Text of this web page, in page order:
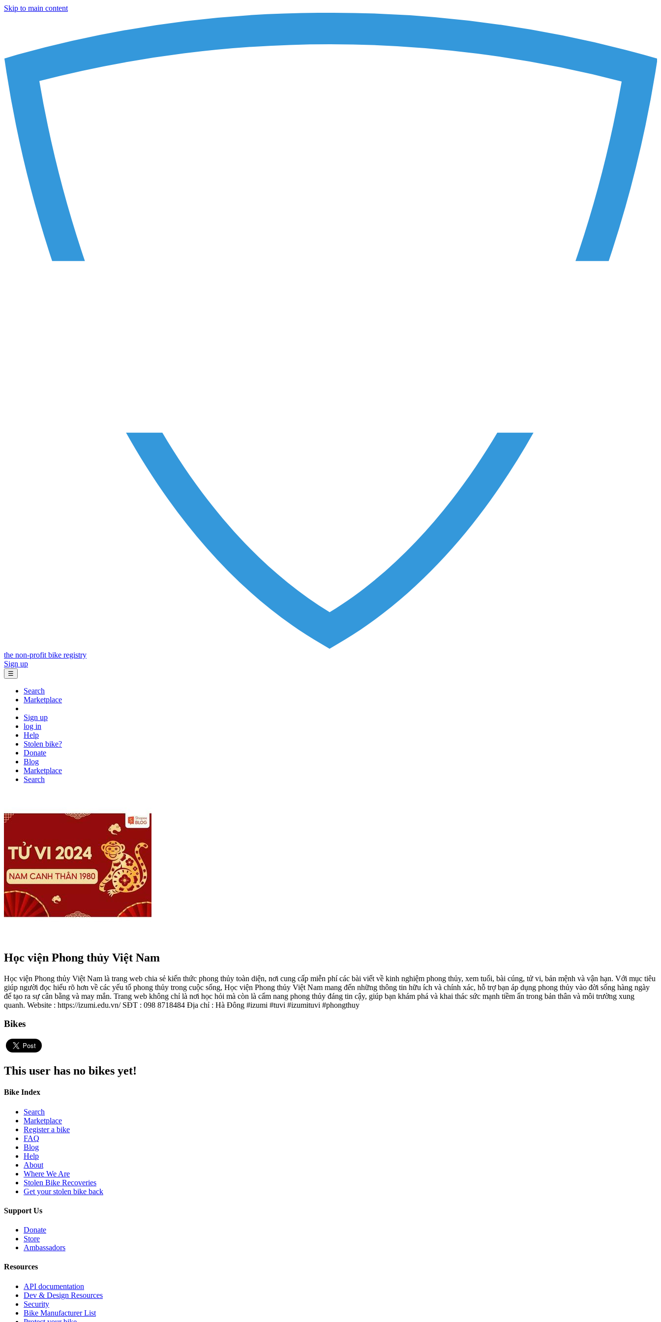
Skip to main content
the non-profit bike registry
Sign up
☰
Search
Marketplace
Sign up
log in
Help
Stolen bike?
Donate
Blog
Marketplace
Search
Học viện Phong thủy Việt Nam
Học viện Phong thủy Việt Nam là trang web chia sẻ kiến thức phong thủy toàn diện, nơi cung cấp miễn phí các bài viết về kinh nghiệm phong thủy, xem tuổi, bài cúng, tử vi, bản mệnh và vận hạn. Với mục tiêu
giúp người đọc hiểu rõ hơn về các yếu tố phong thủy trong cuộc sống, Học viện Phong thủy Việt Nam mang đến những thông tin hữu ích và chính xác, hỗ trợ bạn áp dụng phong thủy vào đời sống hàng ngày
để tạo ra sự cân bằng và may mắn. Trang web không chỉ là nơi học hỏi mà còn là cẩm nang phong thủy đáng tin cậy, giúp bạn khám phá và khai thác sức mạnh tiềm ẩn trong bản thân và môi trường xung
quanh. Website : https://izumi.edu.vn/ SĐT : 098 8718484 Địa chỉ : Hà Đông #izumi #tuvi #izumituvi #phongthuy
Bikes
This user has no bikes yet!
Bike Index
Search
Marketplace
Register a bike
FAQ
Blog
Help
About
Where We Are
Stolen Bike Recoveries
Get your stolen bike back
Support Us
Donate
Store
Ambassadors
Resources
API documentation
Dev & Design Resources
Security
Bike Manufacturer List